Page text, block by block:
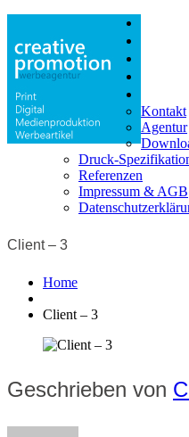
Kontakt
Agentur
Druck-
Referenzen
Impressum & AGB
Client – 3
Home
Client – 3
Geschrieben von